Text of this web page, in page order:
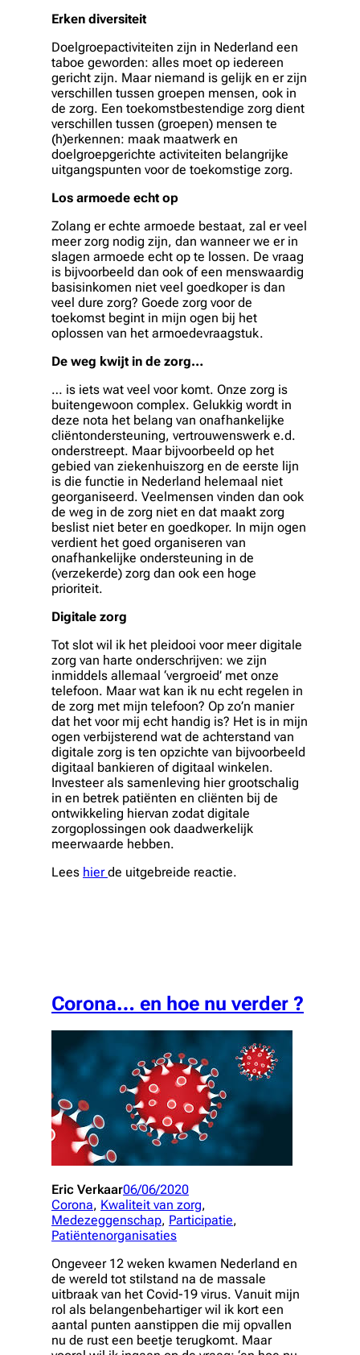
Erken diversiteit
Doelgroepactiviteiten zijn in Nederland een
taboe geworden: alles moet op iedereen
gericht zijn. Maar niemand is gelijk en er zijn
verschillen tussen groepen mensen, ook in
de zorg. Een toekomstbestendige zorg dient
verschillen tussen (groepen) mensen te
(h)erkennen: maak maatwerk en
doelgroepgerichte activiteiten belangrijke
uitgangspunten voor de toekomstige zorg.
Los armoede echt op
Zolang er echte armoede bestaat, zal er veel
meer zorg nodig zijn, dan wanneer we er in
slagen armoede echt op te lossen. De vraag
is bijvoorbeeld dan ook of een menswaardig
basisinkomen niet veel goedkoper is dan
veel dure zorg? Goede zorg voor de
toekomst begint in mijn ogen bij het
oplossen van het armoedevraagstuk.
De weg kwijt in de zorg…
… is iets wat veel voor komt. Onze zorg is
buitengewoon complex. Gelukkig wordt in
deze nota het belang van onafhankelijke
cliëntondersteuning, vertrouwenswerk e.d.
onderstreept. Maar bijvoorbeeld op het
gebied van ziekenhuiszorg en de eerste lijn
is die functie in Nederland helemaal niet
georganiseerd. Veelmensen vinden dan ook
de weg in de zorg niet en dat maakt zorg
beslist niet beter en goedkoper. In mijn ogen
verdient het goed organiseren van
onafhankelijke ondersteuning in de
(verzekerde) zorg dan ook een hoge
prioriteit.
Digitale zorg
Tot slot wil ik het pleidooi voor meer digitale
zorg van harte onderschrijven: we zijn
inmiddels allemaal ‘vergroeid’ met onze
telefoon. Maar wat kan ik nu echt regelen in
de zorg met mijn telefoon? Op zo’n manier
dat het voor mij echt handig is? Het is in mijn
ogen verbijsterend wat de achterstand van
digitale zorg is ten opzichte van bijvoorbeeld
digitaal bankieren of digitaal winkelen.
Investeer als samenleving hier grootschalig
in en betrek patiënten en cliënten bij de
ontwikkeling hiervan zodat digitale
zorgoplossingen ook daadwerkelijk
meerwaarde hebben.
Lees hierde uitgebreide reactie.
Corona… en hoe nu verder ?
Eric Verkaar06/06/2020
Corona, Kwaliteit van zorg
Medezeggenschap, Participatie
Patiëntenorganisaties
Ongeveer 12 weken kwamen Nederland en
de wereld tot stilstand na de massale
uitbraak van het Covid-19 virus. Vanuit mijn
rol als belangenbehartiger wil ik kort een
aantal punten aanstippen die mij opvallen
nu de rust een beetje terugkomt. Maar